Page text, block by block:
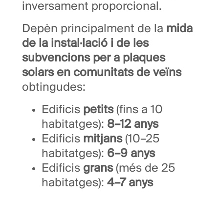
inversament proporcional.
Depèn principalment de la mida
de la instal·lació i de les
subvencions per a plaques
solars en comunitats de veïns
obtingudes:
Edificis petits(fins a 10
habitatges): 8–12 anys
Edificis mitjans(10–25
habitatges): 6–9 anys
Edificis grans(més de 25
habitatges): 4–7 anys